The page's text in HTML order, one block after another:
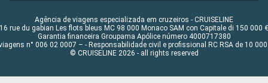
Agência de viagens especializada em cruzeiros - CRUISELINE
16 rue du gabian Les flots bleus MC 98 000 Monaco SAM con Capitale di 150 000 €
Garantia financeira Groupama Apólice número 4000717380
n° 006 02 0007 – - Responsabilidade civil e profissional RC RSA de 10 000
© CRUISELINE 2026 - all rights reserved